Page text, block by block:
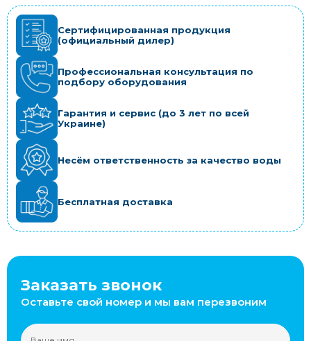
Сертифицированная продукция
(официальный дилер)
Профессиональная консультация по
подбору оборудования
Гарантия и сервис (до 3 лет по всей
Украине)
Несём ответственность за качество воды
Бесплатная доставка
Заказать звонок
Оставьте свой номер и мы вам перезвоним